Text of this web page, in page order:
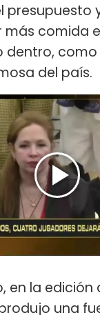
presupuesto
comida
como
del país.
en la edición
una